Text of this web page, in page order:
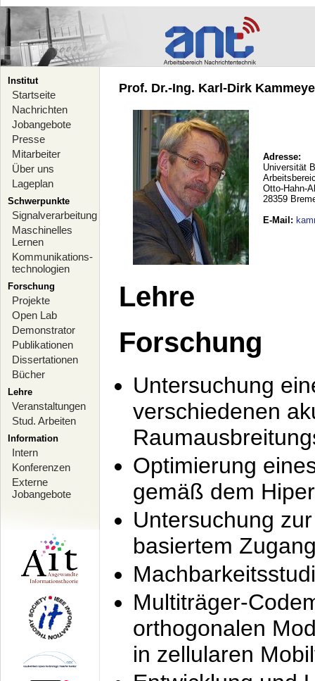
Institut
Startseite
Nachrichten
Jobangebote
Presse
Mitarbeiter
Über uns
Lageplan
Schwerpunkte
Signalverarbeitung
Maschinelles
Lernen
Kommunikations-
technologien
Forschung
Projekte
Open Lab
Demonstrator
Publikationen
Dissertationen
Bücher
Lehre
Veranstaltungen
Stud. Arbeiten
Information
Intern
Konferenzen
Externe
Jobangebote
Prof. Dr.-Ing. Karl-Dirk
Adresse:
Universität
Otto-Hahn-
28359
E-Mail :
Lehre
Forschung
Untersuchung
verschiedenen
Optimierung
gemäß dem
Untersuchung
basiertem
Multiträger-
orthogonalen
in zellularen